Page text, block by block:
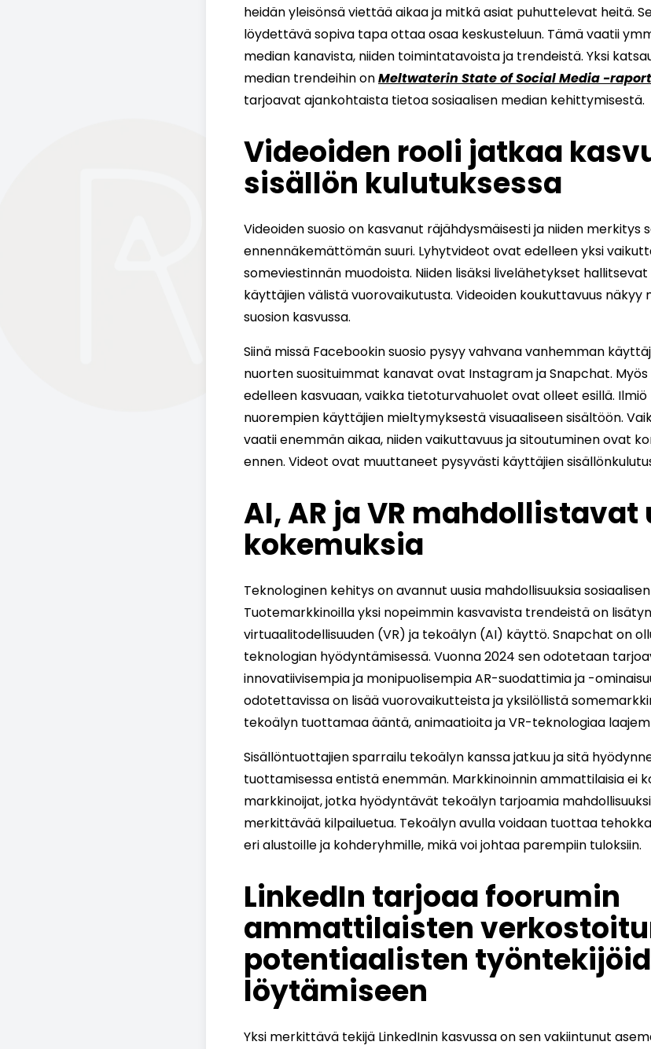
heidän yleisönsä viettää aikaa ja mitkä asiat puhuttelevat heitä.
löydettävä sopiva tapa ottaa osaa keskusteluun. Tämä vaatii
median kanavista, niiden toimintatavoista ja trendeistä. Yksi
median trendeihin onMeltwaterin State of Social Media -
tarjoavat ajankohtaista tietoa sosiaalisen median kehittymisestä.
Videoiden rooli jatkaa
sisällön kulutuksessa
Videoiden suosio on kasvanut räjähdysmäisesti ja niiden merkitys
ennennäkemättömän suuri. Lyhytvideot ovat edelleen yksi
someviestinnän muodoista. Niiden lisäksi livelähetykset
käyttäjien välistä vuorovaikutusta. Videoiden koukuttavuus näkyy
suosion kasvussa.
Siinä missä Facebookin suosio pysyy vahvana vanhemman
nuorten suosituimmat kanavat ovat Instagram ja Snapchat. Myös
edelleen kasvuaan, vaikka tietoturvahuolet ovat olleet esillä.
nuorempien käyttäjien mieltymyksestä visuaaliseen sisältöön.
vaatii enemmän aikaa, niiden vaikuttavuus ja sitoutuminen ovat
ennen. Videot ovat muuttaneet pysyvästi käyttäjien
AI, AR ja VR mahdollistavat
kokemuksia
Teknologinen kehitys on avannut uusia mahdollisuuksia
Tuotemarkkinoilla yksi nopeimmin kasvavista trendeistä on
virtuaalitodellisuuden (VR) ja tekoälyn (AI) käyttö. Snapchat on
teknologian hyödyntämisessä. Vuonna 2024 sen odotetaan
innovatiivisempia ja monipuolisempia AR-suodattimia ja -
odotettavissa on lisää vuorovaikutteista ja yksilöllistä
tekoälyn tuottamaa ääntä, animaatioita ja VR-teknologiaa
Sisällöntuottajien sparrailu tekoälyn kanssa jatkuu ja sitä
tuottamisessa entistä enemmän. Markkinoinnin ammattilaisia ei
markkinoijat, jotka hyödyntävät tekoälyn tarjoamia
merkittävää kilpailuetua. Tekoälyn avulla voidaan tuottaa
eri alustoille ja kohderyhmille, mikä voi johtaa parempiin tuloksiin.
LinkedIn tarjoaa foorumin
ammattilaisten
potentiaalisten
löytämiseen
Yksi merkittävä tekijä LinkedInin kasvussa on sen vakiintunut